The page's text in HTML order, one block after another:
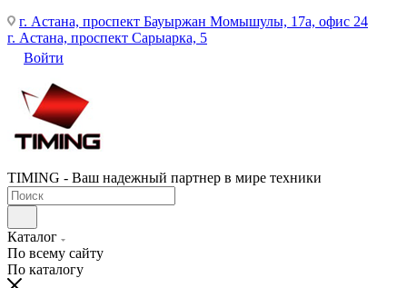
г. Астана, проспект Бауыржан Момышулы, 17а, офис 24
г. Астана, проспект Сарыарка, 5
Войти
TIMING - Ваш надежный партнер в мире техники
Каталог
По всему сайту
По каталогу